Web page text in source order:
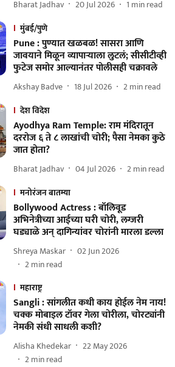
Bharat Jadhav 20 Jul 2026 1 min read
मुंबई/पुणे
Pune : पुण्यात खळबळ! सासरा आणि
जावयाने मिळून व्यापाऱ्याला लुटलं; सीसीटीव्ही
फुटेज समोर आल्यानंतर पोलीसही चक्रावले
Akshay Badve 18 Jul 2026 2min read
देश विदेश
Ayodhya Ram Temple: राम मंदिरातून
दररोज ६ ते ८ लाखांची चोरी; पैसा नेमका कुठे
जात होता?
Bharat Jadhav 04 Jul 2026 2min read
मनोरंजन बातम्या
Bollywood Actress : बॉलिवूड
अभिनेत्रीच्या आईच्या घरी चोरी, लग्जरी
घड्याळे अन् दागिन्यांवर चोरांनी मारला डल्ला
Shreya Maskar
02 Jun 2026
2min read
महाराष्ट्र
Sangli : सांगलीत कधी काय होईल नेम नाय!
चक्क मोबाइल टॉवर गेला चोरीला, चोरट्यांनी
नेमकी संधी साधली कशी?
Alisha Khedekar
22 May 2026
2min read